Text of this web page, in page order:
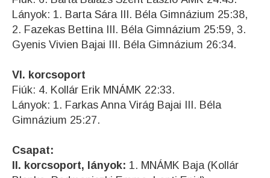
Lányok: 1. Barta Sára III. Béla Gimnázium 25:38,
2. Fazekas Bettina III. Béla Gimnázium 25:59, 3.
Gyenis Vivien Bajai III. Béla Gimnázium 26:34.
VI. korcsoport
Fiúk: 4. Kollár Erik MNÁMK 22:33.
Lányok: 1. Farkas Anna Virág Bajai III. Béla
Gimnázium 25:27.
Csapat:
II. korcsoport, lányok: 1. MNÁMK Baja (Kollár